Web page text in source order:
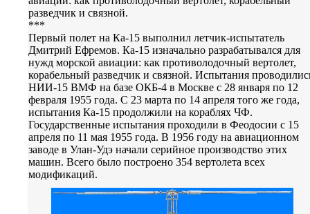
разведчик и связной.
***
Первый полет на Ка-15 выполнил летчик-испытатель
Дмитрий Ефремов. Ка-15 изначально разрабатывался для
нужд морской авиации: как противолодочный вертолет,
корабельный разведчик и связной. Испытания
НИИ-15 ВМФ на базе ОКБ-4 в Москве с 28 января по 12
февраля 1955 года. С 23 марта по 14 апреля того же года,
испытания Ка-15 продолжили на кораблях ЧФ.
Государственные испытания проходили в Феодосии с 15
апреля по 11 мая 1955 года. В 1956 году на авиационном
заводе в Улан-Удэ начали серийное производство этих
машин. Всего было построено 354 вертолета всех
модификаций.